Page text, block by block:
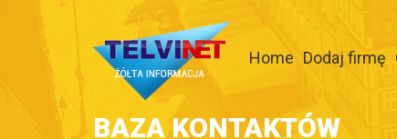
Home Dodaj firmę
BAZA KONTAKTÓW